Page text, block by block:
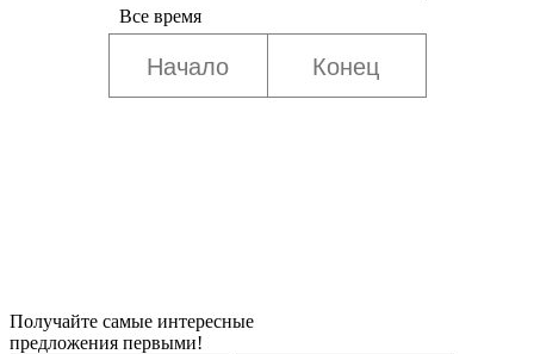
Все время
Получайте самые интересные
предложения первыми!